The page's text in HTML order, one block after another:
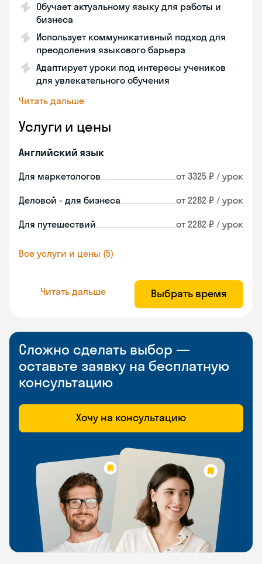
Обучает актуальному языку для работы и
бизнеса
Использует коммуникативный подход для
преодоления языкового барьера
Адаптирует уроки под интересы учеников
для увлекательного обучения
Читать дальше
Услуги и цены
Английский язык
Для маркетологов от 3325 ₽ / урок
Деловой - для бизнеса от 2282 ₽ / урок
Для путешествий от 2282 ₽ / урок
Все услуги и цены (5)
Читать дальше Выбрать время
Сложно сделать выбор —
оставьте заявку на бесплатную
консультацию
Хочу на консультацию